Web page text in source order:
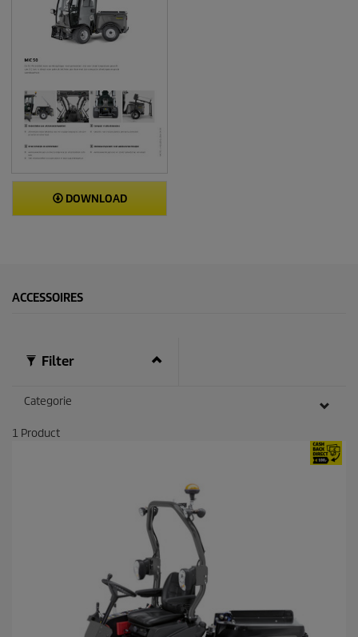
DOWNLOAD
ACCESSOIRES
Filter
Categorie
1 Product